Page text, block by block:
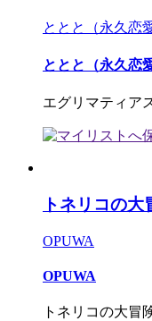
ととと（永久恋
ととと（永久恋
エグリマティア
トネリコの
OPUWA
OPUWA
トネリコの大